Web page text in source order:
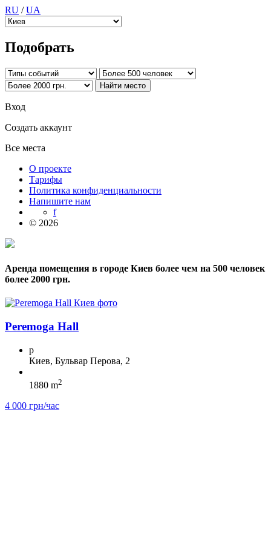
RU /UA
Подобрать
Вход
Создать аккаунт
Все места
О проекте
Тарифы
Политика конфиденциальности
Напишите нам
f
© 2026
Аренда помещения в городе Киев более чем на 500 человек
более 2000 грн.
Peremoga Hall
p
Киев, Бульвар Перова, 2
1880 m2
4 000 грн/час